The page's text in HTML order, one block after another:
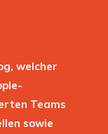
welcher
Teams
sowie